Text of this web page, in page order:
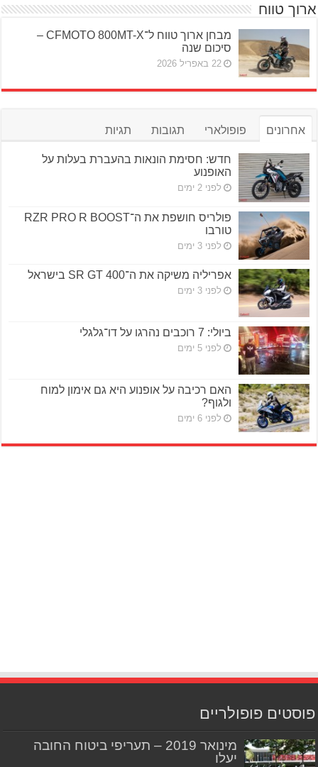
ארוך טווח
מבחן ארוך טווח ל־CFMOTO 800MT-X –
סיכום שנה
22 באפריל 2026
אחרונים פופולארי תגובות תגיות
חדש: חסימת הונאות בהעברת בעלות על
האופנוע
לפני 2 ימים
פולריס חושפת את ה־RZR PRO R BOOST
טורבו
לפני 3 ימים
אפריליה משיקה את ה־SR GT 400 בישראל
לפני 3 ימים
ביולי: 7 רוכבים נהרגו על דו־גלגלי
לפני 5 ימים
האם רכיבה על אופנוע היא גם אימון למוח
ולגוף?
לפני 6 ימים
פוסטים פופולריים
מינואר 2019 – תעריפי ביטוח החובה
יעלו